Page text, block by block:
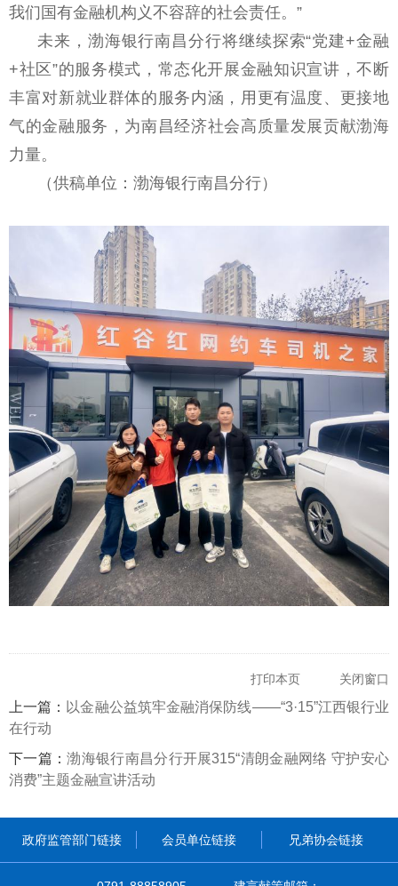
我们国有金融机构义不容辞的社会责任。”
未来，渤海银行南昌分行将继续探索“党建+金融
+社区”的服务模式，常态化开展金融知识宣讲，不断
丰富对新就业群体的服务内涵，用更有温度、更接地
气的金融服务，为南昌经济社会高质量发展贡献渤海
力量。
（供稿单位：渤海银行南昌分行）
打印本页 关闭窗口
上一篇： 以金融公益筑牢金融消保防线——“3·15”江西银行业
在行动
下一篇：渤海银行南昌分行开展315“清朗金融网络 守护安心
消费”主题金融宣讲活动
政府监管部门链接 会员单位链接 兄弟协会链接